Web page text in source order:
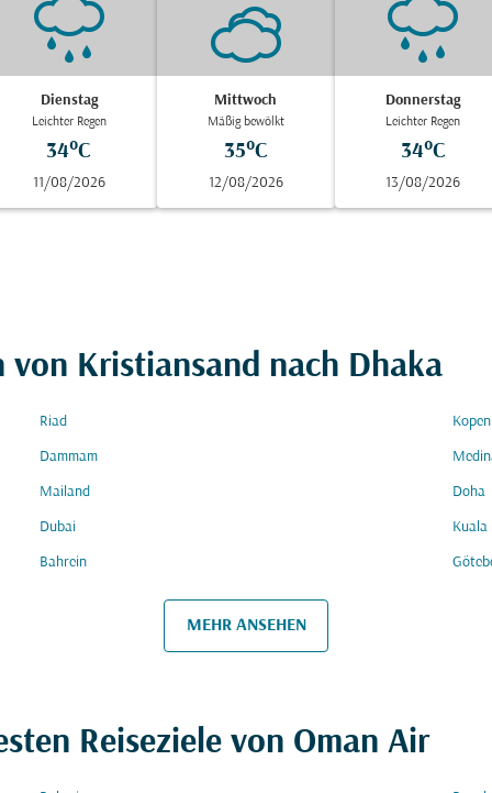
Dienstag
Leichter Regen
34°C
11/08/2026
Mittwoch
Mäßig bewölkt
35°C
12/08/2026
Donnerstag
Leichter Regen
34°C
13/08/2026
von Kristiansand nach Dhaka
Riad
Dammam
Mailand Doha
Dubai Kuala
Bahrein
MEHR ANSEHEN
Reiseziele von Oman Air